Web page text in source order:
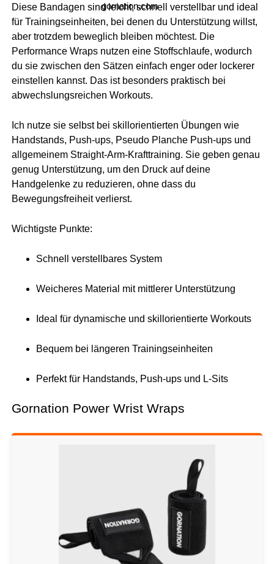
Diese Bandagen sind leicht, schnell verstellbar und ideal
für Trainingseinheiten, bei denen du Unterstützung willst,
aber trotzdem beweglich bleiben möchtest. Die
Performance Wraps nutzen eine Stoffschlaufe, wodurch
du sie zwischen den Sätzen einfach enger oder lockerer
einstellen kannst. Das ist besonders praktisch bei
abwechslungsreichen Workouts.
Ich nutze sie selbst bei skillorientierten Übungen wie
Handstands, Push-ups, Pseudo Planche Push-ups und
allgemeinem Straight-Arm-Krafttraining. Sie geben genau
genug Unterstützung, um den Druck auf deine
Handgelenke zu reduzieren, ohne dass du
Bewegungsfreiheit verlierst.
Wichtigste Punkte:
Schnell verstellbares System
Weicheres Material mit mittlerer Unterstützung
Ideal für dynamische und skillorientierte Workouts
Bequem bei längeren Trainingseinheiten
Perfekt für Handstands, Push-ups und L-Sits
Gornation Power Wrist Wraps